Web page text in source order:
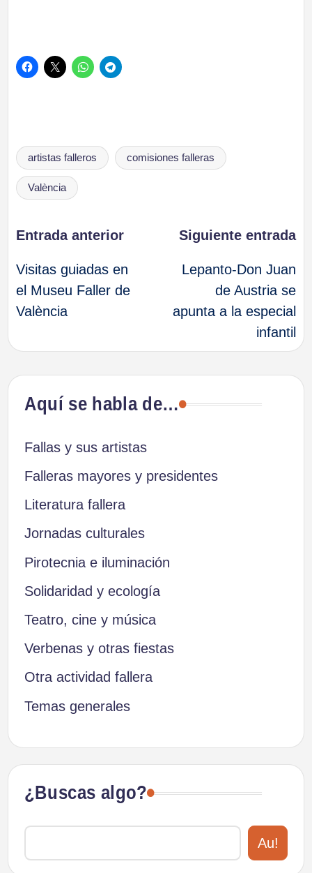
Etiquetas:
artistas falleros comisiones falleras
València
Navegación
de
entradas
Entrada anterior
Visitas guiadas en
el Museu Faller de
València
Siguiente entrada
Lepanto-Don Juan
de Austria se
apunta a la especial
infantil
Aquí se habla de…
Fallas y sus artistas
Falleras mayores y presidentes
Literatura fallera
Jornadas culturales
Pirotecnia e iluminación
Solidaridad y ecología
Teatro, cine y música
Verbenas y otras fiestas
Otra actividad fallera
Temas generales
¿Buscas algo?
Au!